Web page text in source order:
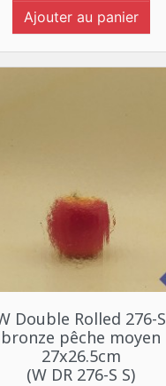
Ajouter au panier
Aperçu rapide
Double Rolled 276-S
bronze pêche moyen
27x26.5cm
(W DR 276-S S)